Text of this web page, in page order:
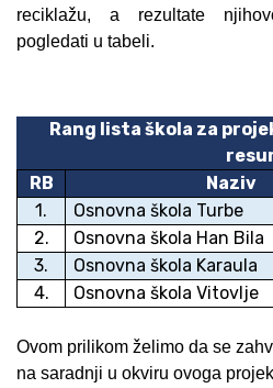
reciklažu, a rezultate
pogledati u tabeli.
Rang lista škola za
RB
Naziv
1.
Osnovna škola Turbe
2.
Osnovna škola Han Bila
3.
Osnovna škola Karaula
4.
Osnovna škola Vitovlje
Ovom prilikom želimo da se
na saradnji u okviru ovoga